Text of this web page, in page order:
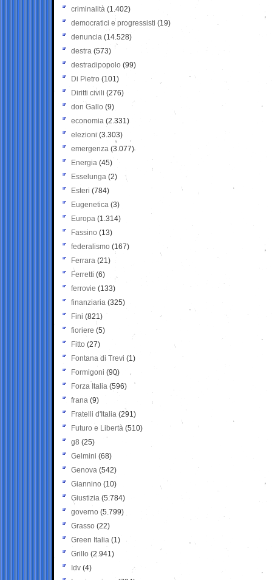
criminalità (1.402)
democratici e progressisti (19)
denuncia (14.528)
destra (573)
destradipopolo (99)
Di Pietro (101)
Diritti civili (276)
don Gallo (9)
economia (2.331)
elezioni (3.303)
emergenza (3.077)
Energia (45)
Esselunga (2)
Esteri (784)
Eugenetica (3)
Europa (1.314)
Fassino (13)
federalismo (167)
Ferrara (21)
Ferretti (6)
ferrovie (133)
finanziaria (325)
Fini (821)
fioriere (5)
Fitto (27)
Fontana di Trevi (1)
Formigoni (90)
Forza Italia (596)
frana (9)
Fratelli d'Italia (291)
Futuro e Libertà (510)
g8 (25)
Gelmini (68)
Genova (542)
Giannino (10)
Giustizia (5.784)
governo (5.799)
Grasso (22)
Green Italia (1)
Grillo (2.941)
Idv (4)